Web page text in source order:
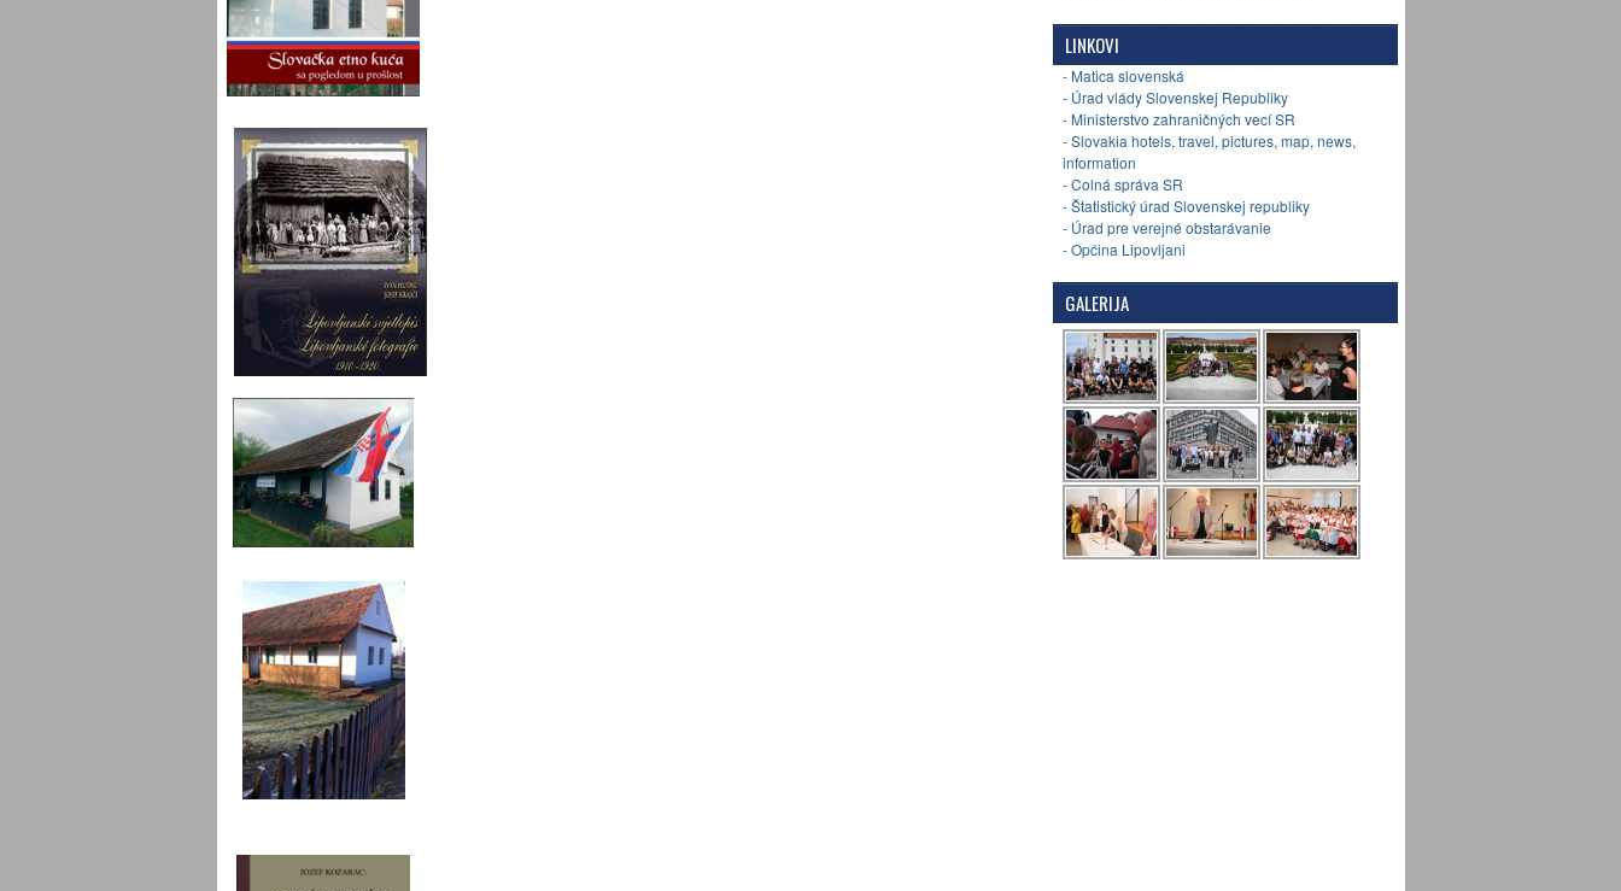
LINKOVI
- Matica slovenská
- Úrad vlády Slovenskej Republiky
- Ministerstvo zahraničných vecí SR
- Slovakia hotels, travel, pictures, map, news,
information
- Colná správa SR
- Štatistický úrad Slovenskej republiky
- Úrad pre verejné obstarávanie
- Općina Lipovljani
GALERIJA